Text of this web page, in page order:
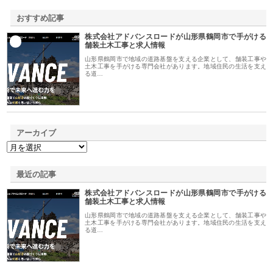
おすすめ記事
株式会社アドバンスロードが山形県鶴岡市で手がける
舗装土木工事と求人情報
山形県鶴岡市で地域の道路基盤を支える企業として、舗装工事や
土木工事を手がける専門会社があります。地域住民の生活を支え
る道…
アーカイブ
最近の記事
株式会社アドバンスロードが山形県鶴岡市で手がける
舗装土木工事と求人情報
山形県鶴岡市で地域の道路基盤を支える企業として、舗装工事や
土木工事を手がける専門会社があります。地域住民の生活を支え
る道…